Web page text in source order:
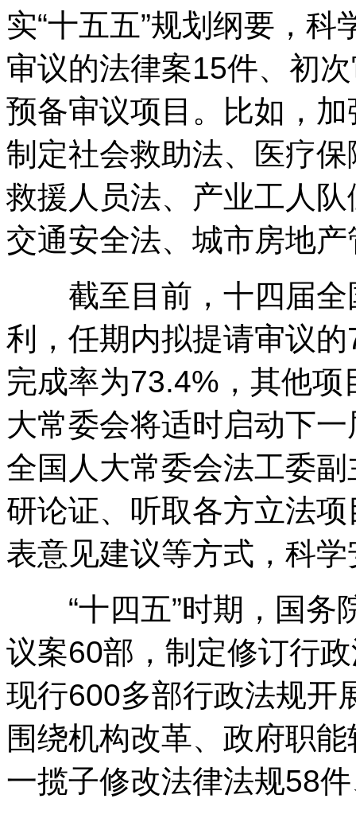
实“十五五”规划纲要，
审议的法律案15件、初
预备审议项目。比如，
制定社会救助法、医疗
救援人员法、产业工人
交通安全法、城市房地
截至目前，十四届全
利，任期内拟提请审议
完成率为73.4%，其他
大常委会将适时启动下
全国人大常委会法工委
研论证、听取各方立法
表意见建议等方式，科
“十四五”时期，国务
议案60部，制定修订行
现行600多部行政法规开
围绕机构改革、政府职
一揽子修改法律法规58